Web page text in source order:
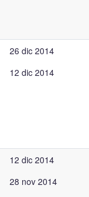
26 dic 2014
12 dic 2014
12 dic 2014
28 nov 2014